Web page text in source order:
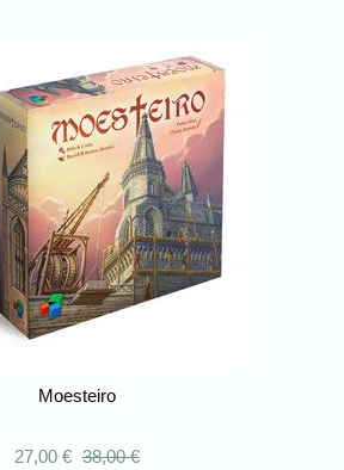
Moesteiro
27,00 € 38,00 €